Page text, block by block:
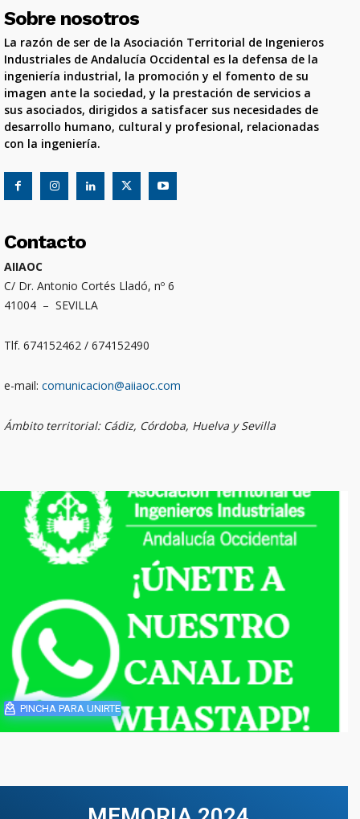
Sobre nosotros
La razón de ser de la Asociación Territorial de Ingenieros
Industriales de Andalucía Occidental es la defensa de la
ingeniería industrial, la promoción y el fomento de su
imagen ante la sociedad, y la prestación de servicios a
sus asociados, dirigidos a satisfacer sus necesidades de
desarrollo humano, cultural y profesional, relacionadas
con la ingeniería.
Contacto
AIIAOC
C/ Dr. Antonio Cortés Lladó, nº 6
41004 – SEVILLA
Tlf. 674152462 / 674152490
e-mail: comunicacion@aiiaoc.com
Ámbito territorial: Cádiz, Córdoba, Huelva y Sevilla
PINCHA PARA UNIRTE